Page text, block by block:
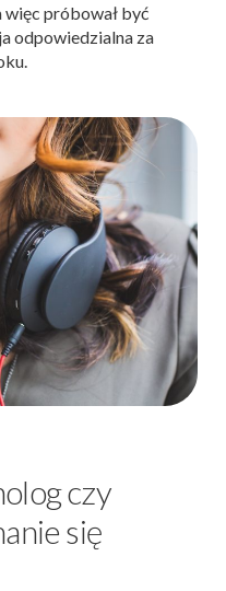
próbował być
odpowiedzialna za
czy
się